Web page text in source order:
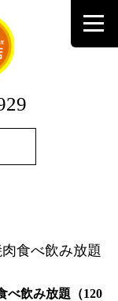
食べ飲み放題
べ飲み放題（120